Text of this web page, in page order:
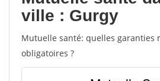
ville : Gurgy
Mutuelle santé: quelles garanties
obligatoires ?